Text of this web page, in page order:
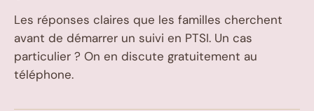
Les réponses claires que les familles cherchent
avant de démarrer un suivi en PTSI. Un cas
particulier ? On en discute gratuitement au
téléphone.